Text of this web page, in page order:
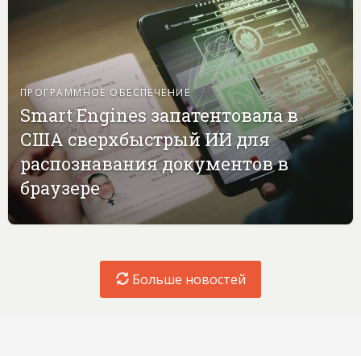
ПРОГРАММНОЕ ОБЕСПЕЧЕНИЕ
Smart Engines запатентовала в
США сверхбыстрый ИИ для
распознавания документов в
браузере
Больше новостей